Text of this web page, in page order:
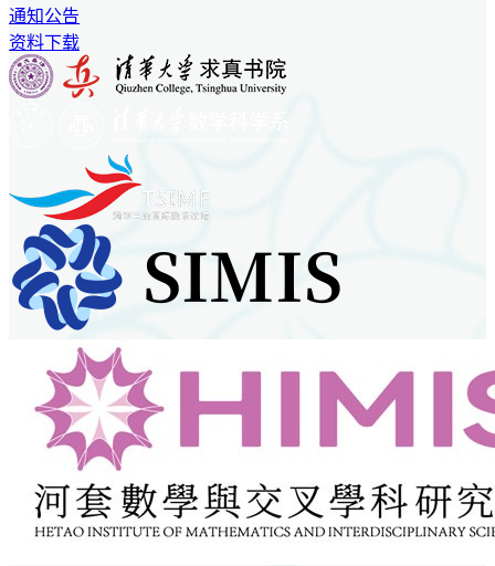
通知公告
资料下载